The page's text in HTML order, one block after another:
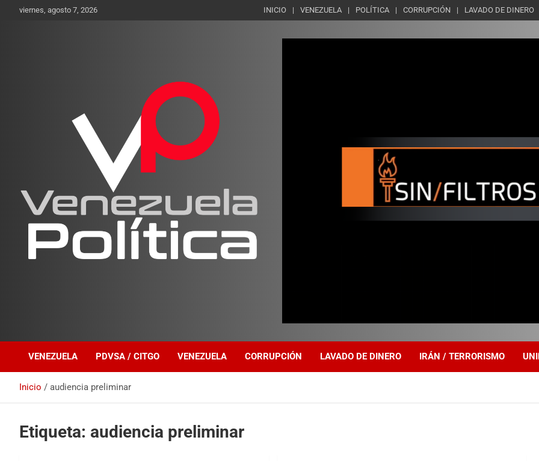
viernes, agosto 7, 2026 INICIO VENEZUELA POLÍTICA CORRUPCIÓN LAVADO DE DINERO
VENEZUELA PDVSA / CITGO VENEZUELA CORRUPCIÓN LAVADO DE DINERO IRÁN / TERRORISMO
Inicio audiencia preliminar
Etiqueta: audiencia preliminar